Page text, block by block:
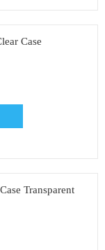
Case
Transparent